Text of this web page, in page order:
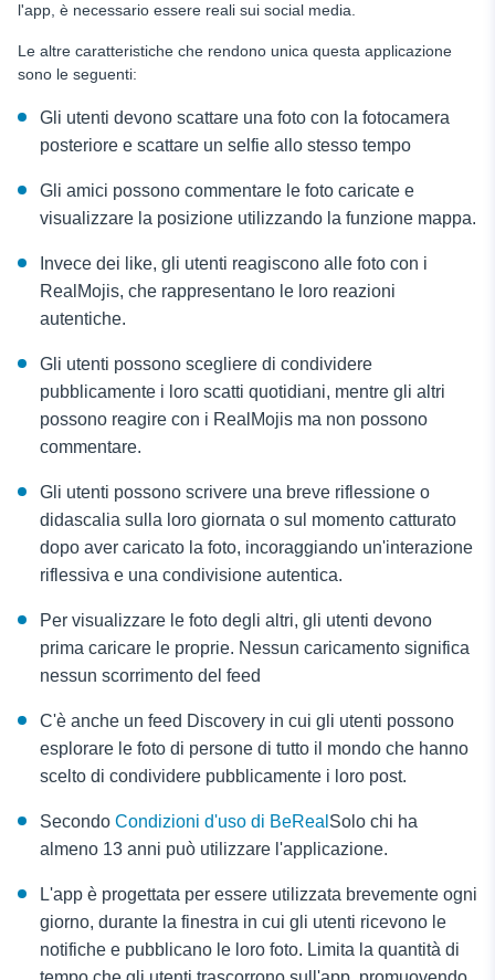
l'app, è necessario essere reali sui social media.
Le altre caratteristiche che rendono unica questa applicazione
sono le seguenti:
Gli utenti devono scattare una foto con la fotocamera
posteriore e scattare un selfie allo stesso tempo
Gli amici possono commentare le foto caricate e
visualizzare la posizione utilizzando la funzione mappa.
Invece dei like, gli utenti reagiscono alle foto con i
RealMojis, che rappresentano le loro reazioni
autentiche.
Gli utenti possono scegliere di condividere
pubblicamente i loro scatti quotidiani, mentre gli altri
possono reagire con i RealMojis ma non possono
commentare.
Gli utenti possono scrivere una breve riflessione o
didascalia sulla loro giornata o sul momento catturato
dopo aver caricato la foto, incoraggiando un'interazione
riflessiva e una condivisione autentica.
Per visualizzare le foto degli altri, gli utenti devono
prima caricare le proprie. Nessun caricamento significa
nessun scorrimento del feed
C'è anche un feed Discovery in cui gli utenti possono
esplorare le foto di persone di tutto il mondo che hanno
scelto di condividere pubblicamente i loro post.
Secondo Condizioni d'uso di BeReal Solo chi ha
almeno 13 anni può utilizzare l'applicazione.
L'app è progettata per essere utilizzata brevemente ogni
giorno, durante la finestra in cui gli utenti ricevono le
notifiche e pubblicano le loro foto. Limita la quantità di